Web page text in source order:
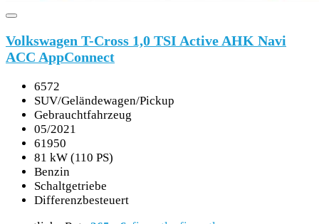
Volkswagen T-Cross 1,0 TSI Active AHK Navi
ACC AppConnect
6572
SUV/Geländewagen/Pickup
Gebrauchtfahrzeug
05/2021
61950
81 kW (110 PS)
Benzin
Schaltgetriebe
Differenzbesteuert